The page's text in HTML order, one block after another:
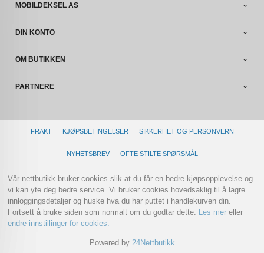
MOBILDEKSEL AS
DIN KONTO
OM BUTIKKEN
PARTNERE
FRAKT KJØPSBETINGELSER SIKKERHET OG PERSONVERN
NYHETSBREV OFTE STILTE SPØRSMÅL
Vår nettbutikk bruker cookies slik at du får en bedre kjøpsopplevelse og
vi kan yte deg bedre service. Vi bruker cookies hovedsaklig til å lagre
innloggingsdetaljer og huske hva du har puttet i handlekurven din.
Fortsett å bruke siden som normalt om du godtar dette. Les mer eller
endre innstillinger for cookies.
Powered by 24Nettbutikk